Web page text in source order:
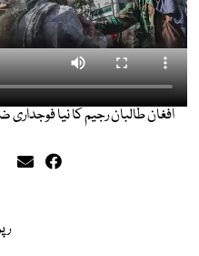
افغان طالبان رجیم کا نیا